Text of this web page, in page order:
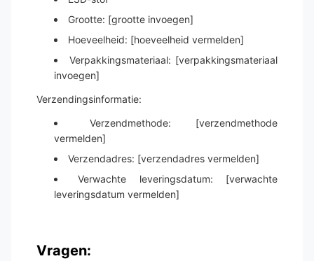
Grootte: [grootte invoegen]
Hoeveelheid: [hoeveelheid vermelden]
Verpakkingsmateriaal: [verpakkingsmateriaal
invoegen]
Verzendingsinformatie:
Verzendmethode: [verzendmethode
vermelden]
Verzendadres: [verzendadres vermelden]
Verwachte leveringsdatum: [verwachte
leveringsdatum vermelden]
Vragen: